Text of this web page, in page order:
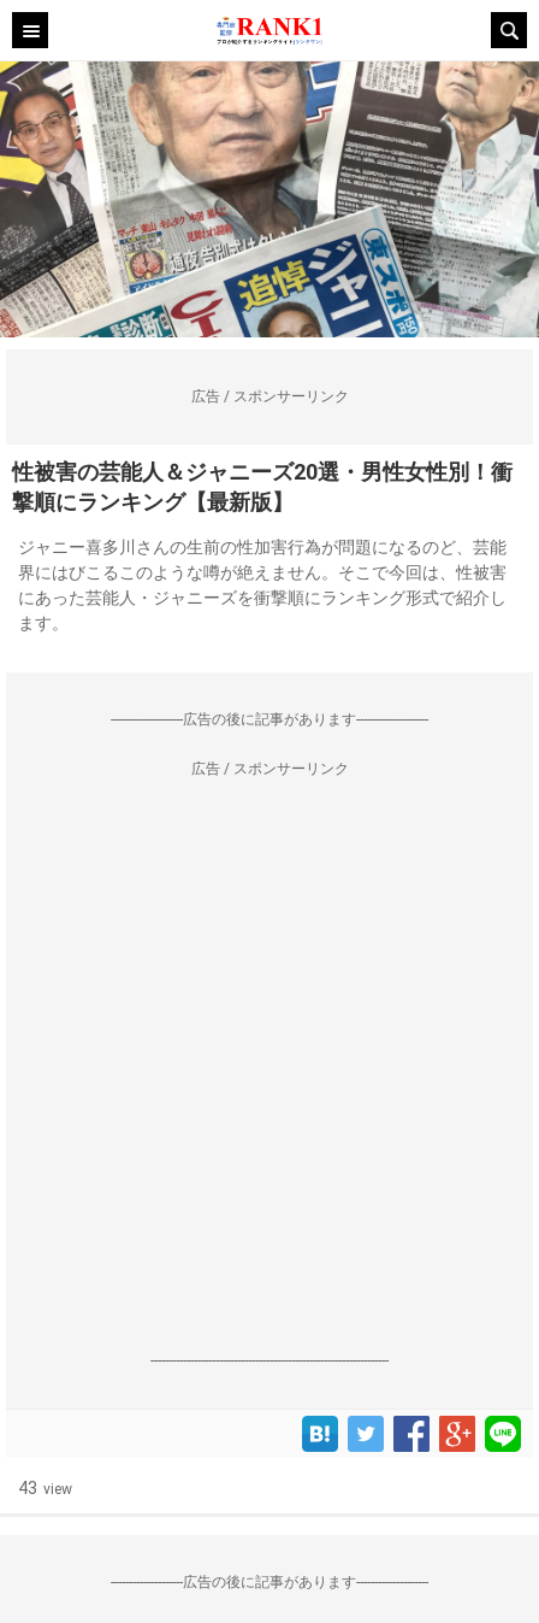
広告 / スポンサーリンク
性被害の芸能人＆ジャニーズ20選・男性女性別！衝
撃順にランキング【最新版】
ジャニー喜多川さんの生前の性加害行為が問題になるのど、芸能
界にはびこるこのような噂が絶えません。そこで今回は、性被害
にあった芸能人・ジャニーズを衝撃順にランキング形式で紹介し
ます。
--------------------広告の後に記事があります--------------------
広告 / スポンサーリンク
------------------------------------------------------------------
43 view
--------------------広告の後に記事があります--------------------